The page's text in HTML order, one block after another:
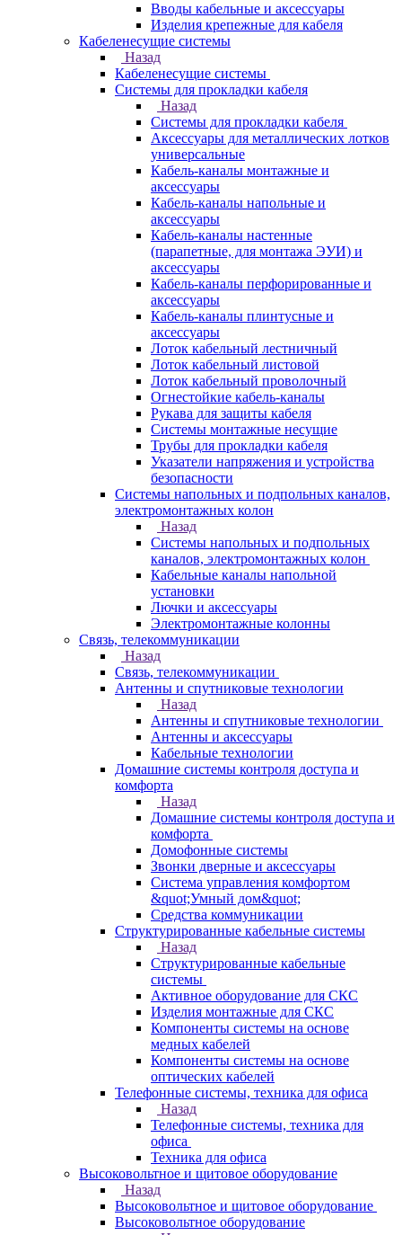
Вводы кабельные и аксессуары
Изделия крепежные для кабеля
Кабеленесущие системы
Назад
Кабеленесущие системы
Системы для прокладки кабеля
Назад
Системы для прокладки кабеля
Аксессуары для металлических лотков
универсальные
Кабель-каналы монтажные и
аксессуары
Кабель-каналы напольные и
аксессуары
Кабель-каналы настенные
(парапетные, для монтажа ЭУИ) и
аксессуары
Кабель-каналы перфорированные и
аксессуары
Кабель-каналы плинтусные и
аксессуары
Лоток кабельный лестничный
Лоток кабельный листовой
Лоток кабельный проволочный
Огнестойкие кабель-каналы
Рукава для защиты кабеля
Системы монтажные несущие
Трубы для прокладки кабеля
Указатели напряжения и устройства
безопасности
Системы напольных и подпольных каналов,
электромонтажных колон
Назад
Системы напольных и подпольных
каналов, электромонтажных колон
Кабельные каналы напольной
установки
Лючки и аксессуары
Электромонтажные колонны
Связь, телекоммуникации
Назад
Связь, телекоммуникации
Антенны и спутниковые технологии
Назад
Антенны и спутниковые технологии
Антенны и аксессуары
Кабельные технологии
Домашние системы контроля доступа и
комфорта
Назад
Домашние системы контроля доступа и
комфорта
Домофонные системы
Звонки дверные и аксессуары
Система управления комфортом
&quot;Умный дом&quot;
Средства коммуникации
Структурированные кабельные системы
Назад
Структурированные кабельные
системы
Активное оборудование для СКС
Изделия монтажные для СКС
Компоненты системы на основе
медных кабелей
Компоненты системы на основе
оптических кабелей
Телефонные системы, техника для офиса
Назад
Телефонные системы, техника для
офиса
Техника для офиса
Высоковольтное и щитовое оборудование
Назад
Высоковольтное и щитовое оборудование
Высоковольтное оборудование